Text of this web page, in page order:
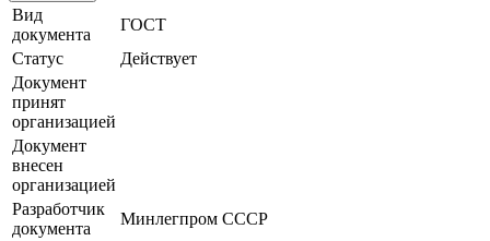
Вид
документа
ГОСТ
Статус
Действует
Документ
принят
организацией
Документ
внесен
организацией
Разработчик
документа
Минлегпром СССР